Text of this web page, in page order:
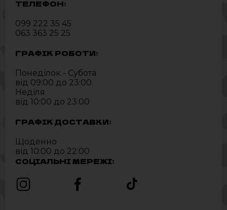
ТЕЛЕФОН:
099 222 35 45
063 363 25 25
ГРАФІК РОБОТИ:
Понеділок - Субота
від 09:00 до 23:00
Неділя
від 10:00 до 23:00
ГРАФІК ДОСТАВКИ:
Щоденно
від 10:00 до 22:00
СОЦІАЛЬНІ МЕРЕЖІ: